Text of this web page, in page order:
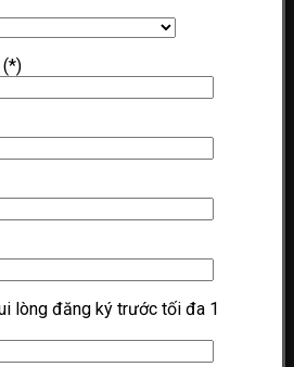
(*)
lòng đăng ký trước tối đa 1